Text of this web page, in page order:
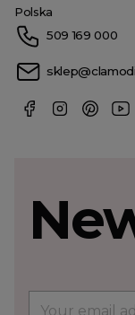
Polska
509 169 000